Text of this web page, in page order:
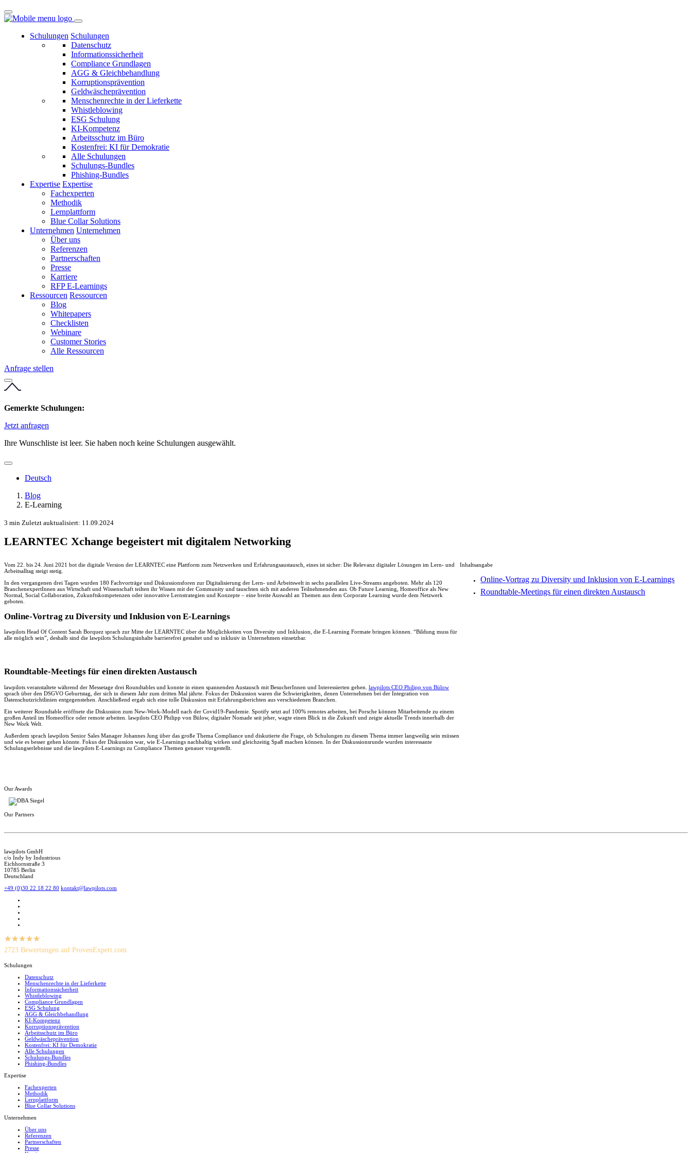
Schulungen Schulungen
Datenschutz
Informationssicherheit
Compliance Grundlagen
AGG & Gleichbehandlung
Korruptionsprävention
Geldwäscheprävention
Menschenrechte in der Lieferkette
Whistleblowing
ESG Schulung
KI-Kompetenz
Arbeitsschutz im Büro
Kostenfrei: KI für Demokratie
Alle Schulungen
Schulungs-Bundles
Phishing-Bundles
Expertise Expertise
Fachexperten
Methodik
Lernplattform
Blue Collar Solutions
Unternehmen Unternehmen
Über uns
Referenzen
Partnerschaften
Presse
Karriere
RFP E-Learnings
Ressourcen Ressourcen
Blog
Whitepapers
Checklisten
Webinare
Customer Stories
Alle Ressourcen
Anfrage stellen
Gemerkte Schulungen:
Jetzt anfragen
Ihre Wunschliste ist leer. Sie haben noch keine Schulungen ausgewählt.
Deutsch
Blog
E-Learning
3 min Zuletzt auktualisiert: 11.09.2024
LEARNTEC Xchange begeistert mit digitalem Networking
Vom 22. bis 24. Juni 2021 bot die digitale Version der LEARNTEC eine Plattform zum Netzwerken und Erfahrungsaustausch, eines ist sicher: Die Relevanz digitaler Lösungen im Lern- und
Arbeitsalltag steigt stetig.
In den vergangenen drei Tagen wurden 180 Fachvorträge und Diskussionsforen zur Digitalisierung der Lern- und Arbeitswelt in sechs parallelen Live-Streams angeboten. Mehr als 120
BranchenexpertInnen aus Wirtschaft und Wissenschaft teilten ihr Wissen mit der Community und tauschten sich mit anderen Teilnehmenden aus. Ob Future Learning, Homeoffice als New
Normal, Social Collaboration, Zukunftskompetenzen oder innovative Lernstrategien und Konzepte – eine breite Auswahl an Themen aus dem Corporate Learning wurde dem Netzwerk
geboten.
Online-Vortrag zu Diversity und Inklusion von E-Learnings
lawpilots Head Of Content Sarah Borquez sprach zur Mitte der LEARNTEC über die Möglichkeiten von Diversity und Inklusion, die E-Learning Formate bringen können. “Bildung muss für
alle möglich sein”, deshalb sind die lawpilots Schulungsinhalte barrierefrei gestaltet und so inklusiv in Unternehmen einsetzbar.
Roundtable-Meetings für einen direkten Austausch
lawpilots veranstaltete während der Messetage drei Roundtables und konnte in einen spannenden Austausch mit BesucherInnen und Interessierten gehen. lawpilots CEO Philipp von Bülow
sprach über den DSGVO Geburtstag, der sich in diesem Jahr zum dritten Mal jährte. Fokus der Diskussion waren die Schwierigkeiten, denen Unternehmen bei der Integration von
Datenschutzrichtlinien entgegenstehen. Anschließend ergab sich eine tolle Diskussion mit Erfahrungsberichten aus verschiedenen Branchen.
Ein weiterer Roundtable eröffnete die Diskussion zum New-Work-Modell nach der Covid19-Pandemie. Spotify setzt auf 100% remotes arbeiten, bei Porsche können Mitarbeitende zu einem
großen Anteil im Homeoffice oder remote arbeiten. lawpilots CEO Philipp von Bülow, digitaler Nomade seit jeher, wagte einen Blick in die Zukunft und zeigte aktuelle Trends innerhalb der
New Work Welt.
Außerdem sprach lawpilots Senior Sales Manager Johannes Jung über das große Thema Compliance und diskutierte die Frage, ob Schulungen zu diesem Thema immer langweilig sein müssen
und wie es besser gehen könnte. Fokus der Diskussion war, wie E-Learnings nachhaltig wirken und gleichzeitig Spaß machen können. In der Diskussionsrunde wurden interessante
Schulungserlebnisse und die lawpilots E-Learnings zu Compliance Themen genauer vorgestellt.
Inhaltsangabe
Online-Vortrag zu Diversity und Inklusion von E-Learnings
Roundtable-Meetings für einen direkten Austausch
Our Awards
Our Partners
lawpilots GmbH
c/o Indy by Industrious
Eichhornstraße 3
10785 Berlin
Deutschland
+49 (0)30 22 18 22 80 kontakt@lawpilots.com
hat
4.4252801531924
von5
2723 Bewertungen auf ProvenExpert.com
Schulungen
Datenschutz
Menschenrechte in der Lieferkette
Informationssicherheit
Whistleblowing
Compliance Grundlagen
ESG Schulung
AGG & Gleichbehandlung
KI-Kompetenz
Korruptionsprävention
Arbeitsschutz im Büro
Geldwäscheprävention
Kostenfrei: KI für Demokratie
Alle Schulungen
Schulungs-Bundles
Phishing-Bundles
Expertise
Fachexperten
Methodik
Lernplattform
Blue Collar Solutions
Unternehmen
Über uns
Referenzen
Partnerschaften
Presse